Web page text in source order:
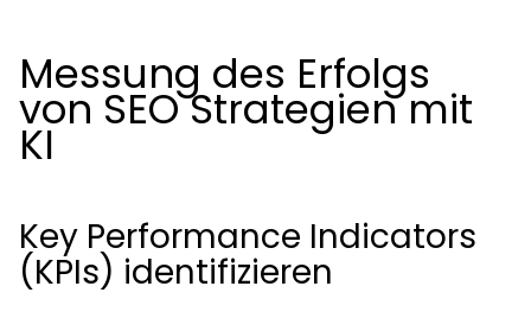
Messung des Erfolgs
von SEO Strategien mit
KI
Key Performance Indicators
(KPIs) identifizieren